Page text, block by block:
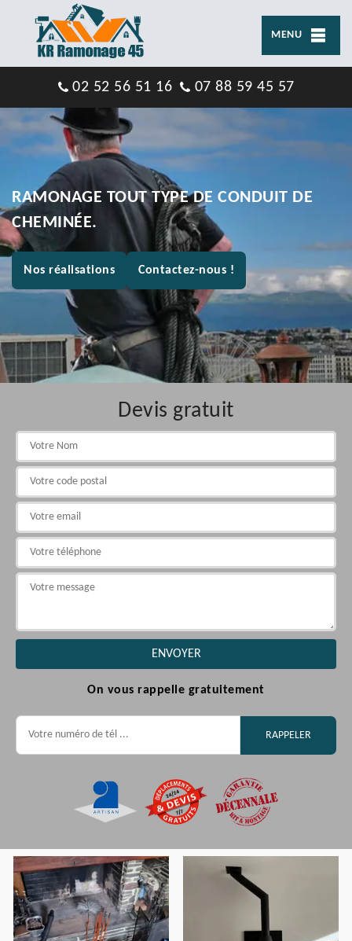
MENU
02 52 56 51 16 07 88 59 45 57
RAMONAGE TOUT TYPE DE CONDUIT DE
CHEMINÉE.
Nos réalisations Contactez-nous !
Devis gratuit
On vous rappelle gratuitement